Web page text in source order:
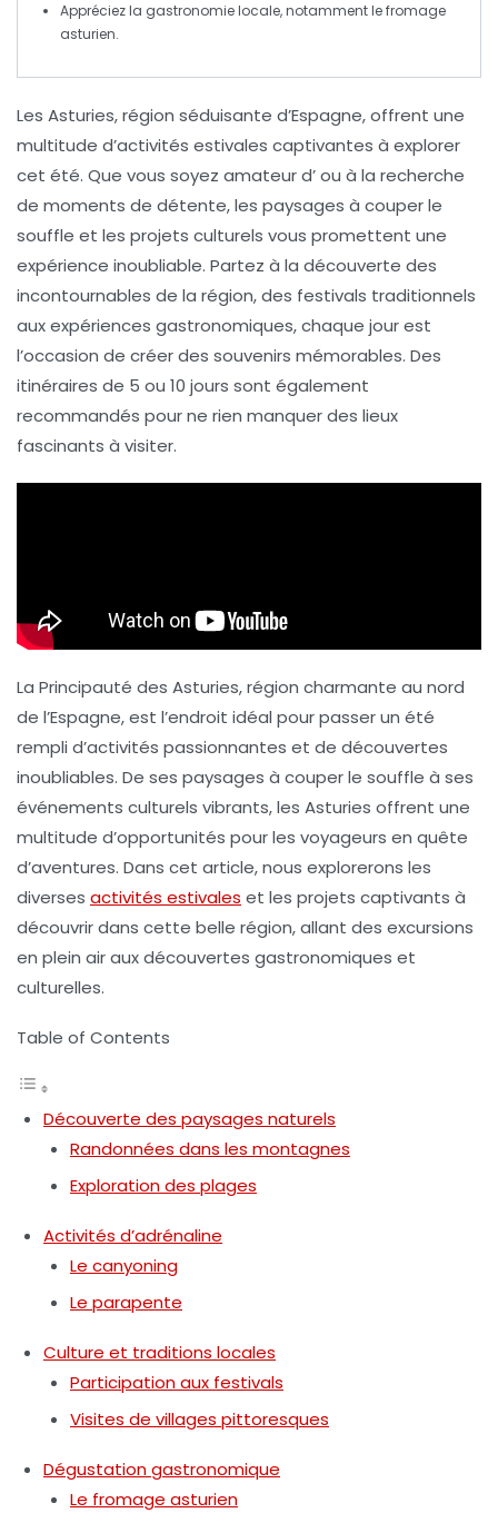
Appréciez la gastronomie locale, notamment lefromage
asturien.
Les Asturies, région séduisante d’Espagne, offrent une
multitude d’activités estivales captivantes à explorer
cet été. Que vous soyez amateur d’ou à la recherche
de moments de détente, les paysages à couper le
souffle et les projets culturels vous promettent une
expérience inoubliable. Partez à la découverte des
incontournables de la région, des festivals traditionnels
auxexpériences gastronomiques, chaque jour est
l’occasion de créer des souvenirs mémorables. Des
itinéraires de 5 ou 10 jours sont également
recommandés pour ne rien manquer des lieux
fascinants à visiter.
La Principauté des Asturies, région charmante au nord
de l’Espagne, est l’endroit idéal pour passer un été
rempli d’activités passionnantes et de découvertes
inoubliables. De ses paysages à couper le souffle à ses
événements culturels vibrants, les Asturies offrent une
multitude d’opportunités pour les voyageurs en quête
d’aventures. Dans cet article, nous explorerons les
diverses activités estivales et les projets captivants à
découvrir dans cette belle région, allant des excursions
en plein air aux découvertes gastronomiques et
culturelles.
Table of Contents
Découverte des paysages naturels
Randonnées dans les montagnes
Exploration des plages
Activités d’adrénaline
Le canyoning
Le parapente
Culture et traditions locales
Participation aux festivals
Visites de villages pittoresques
Dégustation gastronomique
Le fromage asturien